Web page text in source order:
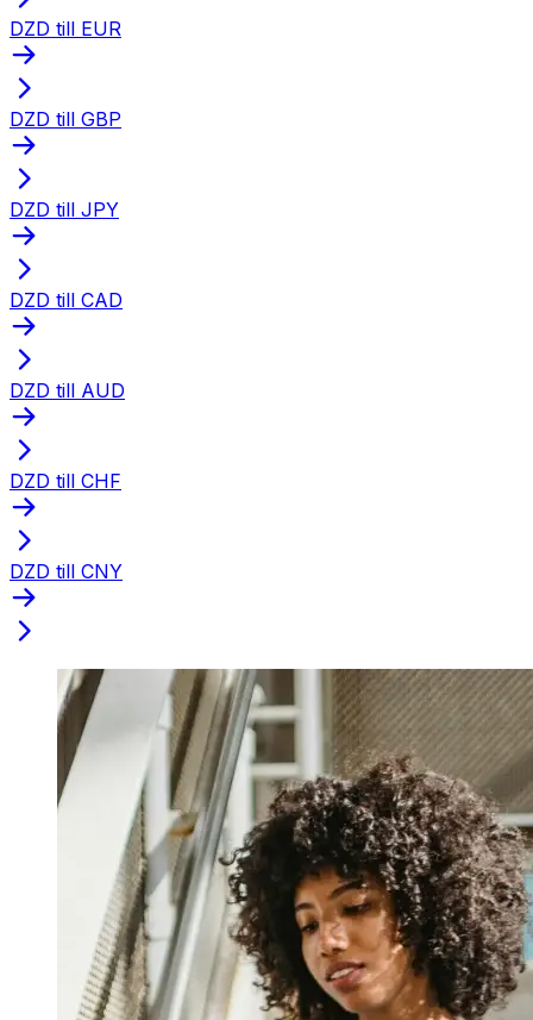
DZD till EUR
DZD till GBP
DZD till JPY
DZD till CAD
DZD till AUD
DZD till CHF
DZD till CNY